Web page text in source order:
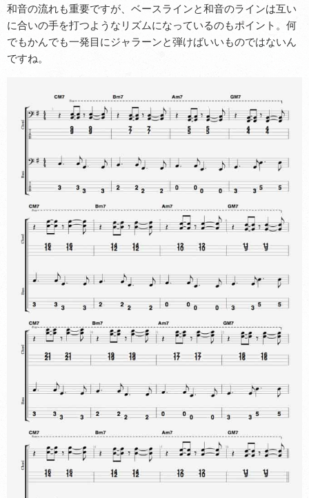
和音の流れも重要ですが、ベースラインと和音のラインは互い
に合いの手を打つようなリズムになっているのもポイント。何
でもかんでも一発目にジャラーンと弾けばいいものではないん
ですね。